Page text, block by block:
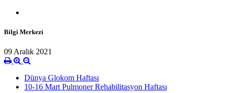
Bilgi Merkezi
09 Aralık 2021
Dünya Glokom Haftası
10-16 Mart Pulmoner Rehabilitasyon Haftası